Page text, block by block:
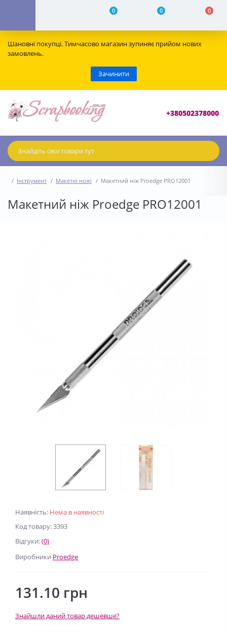
0 0 0
Шановні покупці. Тимчасово магазин зупиняє прийом нових
замовлень.
Зачинити
+380502378000
Інструмент Макетні ножі Макетний ніж Proedge PRO12001
Макетний ніж Proedge PRO12001
Наявність: Нема в наявності
Код товару: 3393
Відгуки:(0)
Виробники Proedge
131.10 грн
Знайшли даний товар дешевше?